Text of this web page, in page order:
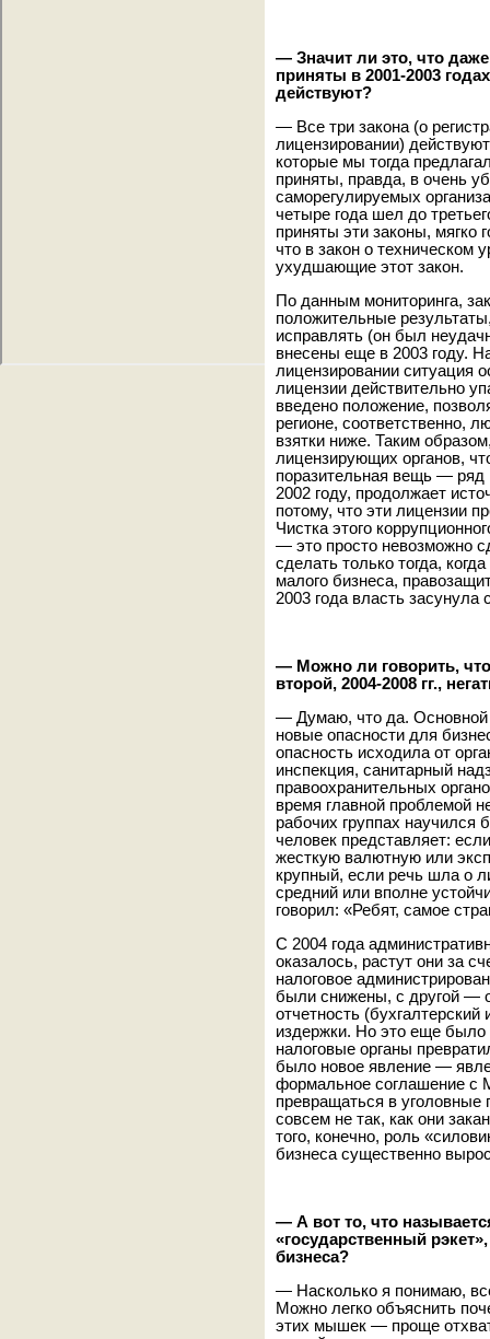
— Значит ли это, что
приняты в 2001-2003
действуют?
— Все три закона (о
лицензировании)
которые мы тогда
приняты, правда, в очень
саморегулируемых
четыре года шел до
приняты эти законы, мягко
что в закон о техническом
ухудшающие этот закон.
По данным мониторинга,
положительные
исправлять (он был
внесены еще в 2003 году.
лицензировании ситуация
лицензии действительно
введено положение,
регионе, соответственно,
взятки ниже. Таким
лицензирующих органов,
поразительная вещь — ряд
2002 году, продолжает
потому, что эти лицензии
Чистка этого
— это просто невозможно
сделать только тогда,
малого бизнеса,
2003 года власть
— Можно ли говорить,
второй, 2004-2008 гг.,
— Думаю, что да. Основной
новые опасности для
опасность исходила от
инспекция, санитарный
правоохранительных
время главной проблемой
рабочих группах научился
человек представляет:
жесткую валютную или
крупный, если речь шла о
средний или вполне
говорил: «Ребят, самое
С 2004 года
оказалось, растут они за
налоговое
были снижены, с другой —
отчетность
издержки. Но это еще
налоговые органы
было новое явление —
формальное соглашение
превращаться в уголовные
совсем не так, как они
того, конечно, роль
бизнеса существенно
— А вот то, что
«государственный
бизнеса?
— Насколько я понимаю,
Можно легко объяснить
этих мышек — проще